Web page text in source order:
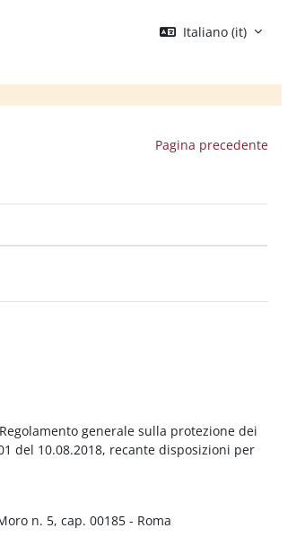
Italiano ‎(it)‎
Pagina precedente
generale sulla protezione dei
del 10.08.2018, recante disposizioni per
n. 5, cap. 00185 - Roma